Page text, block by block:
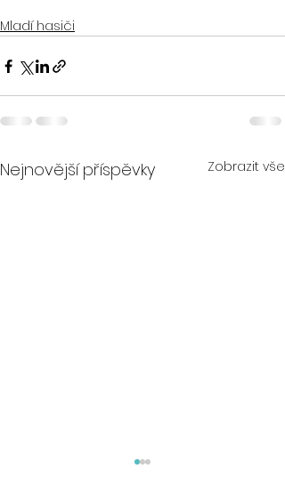
Mladí hasiči
Nejnovější příspěvky Zobrazit vše